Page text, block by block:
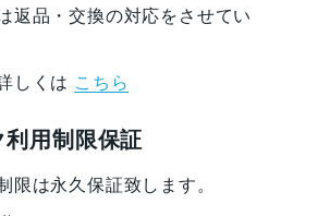
返品・交換の対応をさせてい
しくは こちら
利用制限保証
限は永久保証致します。